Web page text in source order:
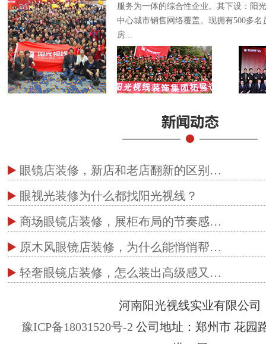
服务为一体的综合性企业。其下设：阳
中心城市销售网络覆盖。现拥有500多
房...
眼镜店装修，新店和老店翻新的区别…
眼视光装修为什么都找阳光视线？
商场眼镜店装修，展柜布局的节奏感…
原木风眼镜店装修，为什么能悄悄帮…
轻奢眼镜店装修，怎么装出高级感又…
河南阳光视线实业有限公司
豫ICP备18031520号-2 公司地址：郑州市 花园